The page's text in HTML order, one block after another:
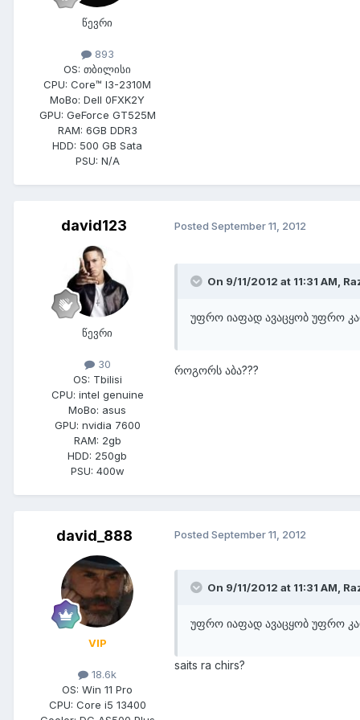
წევრი
893
OS: თბილისი
CPU: Core™ I3-2310M
MoBo: Dell 0FXK2Y
GPU: GeForce GT525M
RAM: 6GB DDR3
HDD: 500 GB Sata
PSU: N/A
david123
წევრი
30
OS: Tbilisi
CPU: intel genuine
MoBo: asus
GPU: nvidia 7600
RAM: 2gb
HDD: 250gb
PSU: 400w
Posted September 11, 2012
On 9/11/2012 at 11:31 AM,
უფრო იაფად ავაცყობ უფრო
როგორს აბა???
david_888
VIP
18.6k
OS: Win 11 Pro
CPU: Core i5 13400
Posted September 11, 2012
On 9/11/2012 at 11:31 AM,
უფრო იაფად ავაცყობ უფრო
saits ra chirs?